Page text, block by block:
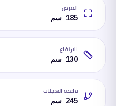
العرض
185 سم
الارتفاع
130 سم
قاعدة العجلات
245 سم